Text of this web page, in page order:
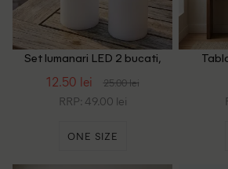
Set lumanari LED 2 bucati,
12.50 lei 25.00 lei
RRP: 49.00 lei
ONE SIZE